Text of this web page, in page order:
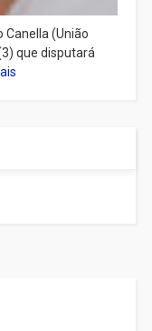
Canella (União
que disputará